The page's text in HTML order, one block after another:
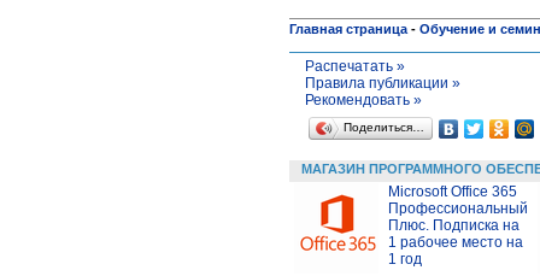
Главная страница - Обучение и
Распечатать »
Правила публикации »
Рекомендовать »
Поделиться…
МАГАЗИН ПРОГРАММНОГО
Microsoft Office 365
Профессиональный
Плюс. Подписка на
1 рабочее место на
1 год